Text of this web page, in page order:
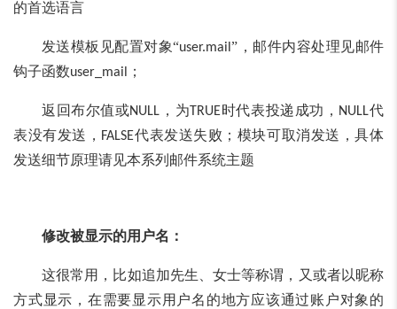
的首选语言
发送模板见配置对象“user.mail”，邮件内容处理见邮件
钩子函数user_mail ；
返回布尔值或NULL ，为TRUE时代表投递成功， NULL代
表没有发送， FALSE代表发送失败；模块可取消发送，具体
发送细节原理请见本系列邮件系统主题
修改被显示的用户名：
这很常用，比如追加先生、女士等称谓，又或者以昵称
方式显示，在需要显示用户名的地方应该通过账户对象的